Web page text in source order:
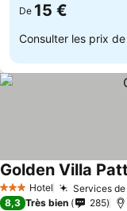
De 15 €
Consulter les prix de
3 ÉtoilesHotel Services
Golden Villa
8,3 Très bien 285